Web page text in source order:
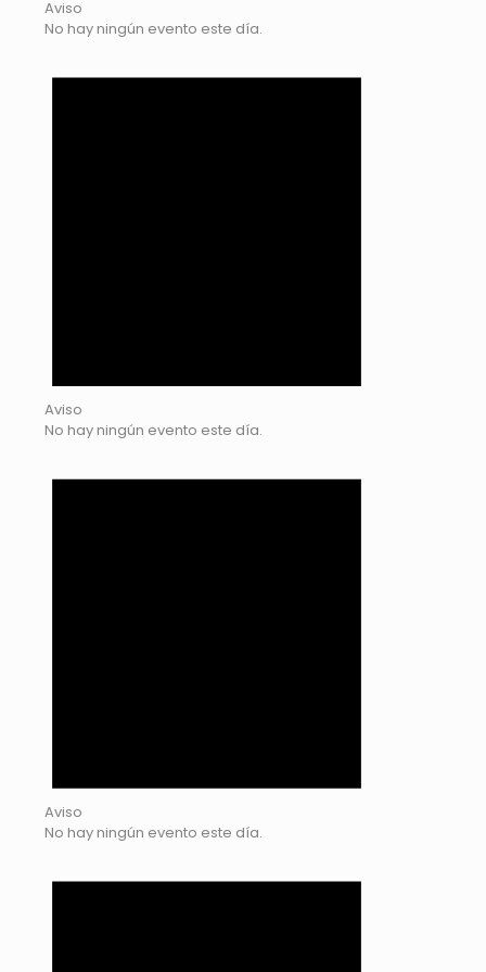
Aviso
No hay ningún evento este día.
Aviso
No hay ningún evento este día.
Aviso
No hay ningún evento este día.